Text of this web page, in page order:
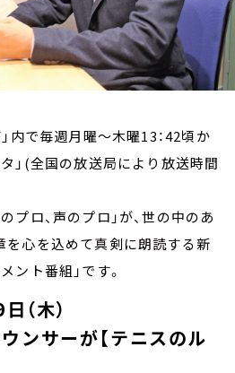
内で毎週月曜～木曜13：42頃か
」(全国の放送局により放送時間
プロ、声のプロ」が、世の中のあ
を心を込めて真剣に朗読する新
ント番組」です。
（木）
ンサーが【テニスのル